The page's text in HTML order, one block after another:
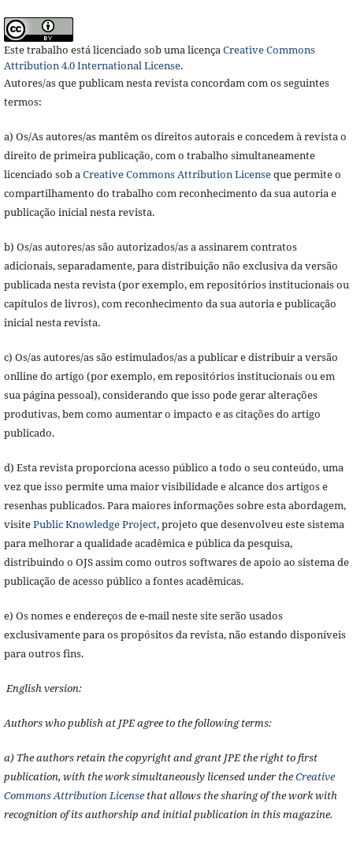
Este trabalho está licenciado sob uma licençaCreative Commons
Attribution 4.0 International License.
Autores/as que publicam nesta revista concordam com os seguintes
termos:
a) Os/As autores/as mantêm os direitos autorais e concedem à revista o
direito de primeira publicação, com o trabalho simultaneamente
licenciado sob aCreative Commons Attribution Licenseque permite o
compartilhamento do trabalho com reconhecimento da sua autoria e
publicação inicial nesta revista.
b) Os/as autores/as são autorizados/as a assinarem contratos
adicionais, separadamente, para distribuição não exclusiva da versão
publicada nesta revista (por exemplo, em repositórios institucionais ou
capítulos de livros), com reconhecimento da sua autoria e publicação
inicial nesta revista.
c) Os/as autores/as são estimulados/as a publicar e distribuir a versão
onlline do artigo (por exemplo, em repositórios institucionais ou em
sua página pessoal), considerando que isso pode gerar alterações
produtivas, bem como aumentar o impacto e as citações do artigo
publicado.
d) Esta revista proporciona acesso público a todo o seu conteúdo, uma
vez que isso permite uma maior visibilidade e alcance dos artigos e
resenhas publicados. Para maiores informações sobre esta abordagem,
visitePublic Knowledge Project, projeto que desenvolveu este sistema
para melhorar a qualidade acadêmica e pública da pesquisa,
distribuindo o OJS assim como outros softwares de apoio ao sistema de
publicação de acesso público a fontes acadêmicas.
e) Os nomes e endereços de e-mail neste site serão usados
exclusivamente para os propósitos da revista, não estando disponíveis
para outros fins.
English version:
Authors who publish at JPE agree to the following terms:
a) The authors retain the copyright and grant JPE the right to first
publication, with the work simultaneously licensed under theCreative
Commons Attribution Licensethat allows the sharing of the work with
recognition of its authorship and initial publication in this magazine.